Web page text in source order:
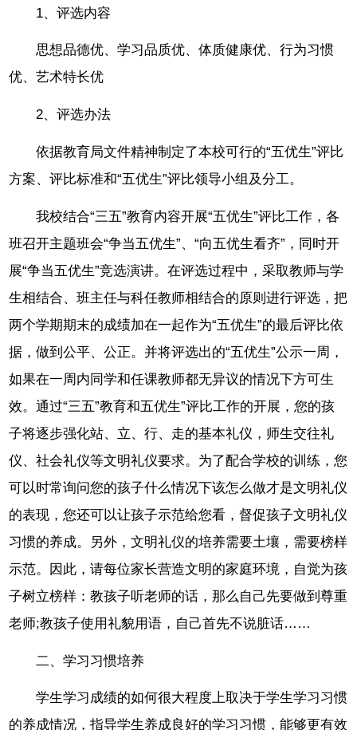
1、评选内容
思想品德优、学习品质优、体质健康优、行为习惯
优、艺术特长优
2、评选办法
依据教育局文件精神制定了本校可行的“五优生”评比
方案、评比标准和“五优生”评比领导小组及分工。
我校结合“三五”教育内容开展“五优生”评比工作，各
班召开主题班会“争当五优生”、“向五优生看齐”，同时开
展“争当五优生”竞选演讲。在评选过程中，采取教师与学
生相结合、班主任与科任教师相结合的原则进行评选，把
两个学期期末的成绩加在一起作为“五优生”的最后评比依
据，做到公平、公正。并将评选出的“五优生”公示一周，
如果在一周内同学和任课教师都无异议的情况下方可生
效。通过“三五”教育和五优生”评比工作的开展，您的孩
子将逐步强化站、立、行、走的基本礼仪，师生交往礼
仪、社会礼仪等文明礼仪要求。为了配合学校的训练，您
可以时常询问您的孩子什么情况下该怎么做才是文明礼仪
的表现，您还可以让孩子示范给您看，督促孩子文明礼仪
习惯的养成。另外，文明礼仪的培养需要土壤，需要榜样
示范。因此，请每位家长营造文明的家庭环境，自觉为孩
子树立榜样：教孩子听老师的话，那么自己先要做到尊重
老师;教孩子使用礼貌用语，自己首先不说脏话……
二、学习习惯培养
学生学习成绩的如何很大程度上取决于学生学习习惯
的养成情况，指导学生养成良好的学习习惯，能够更有效